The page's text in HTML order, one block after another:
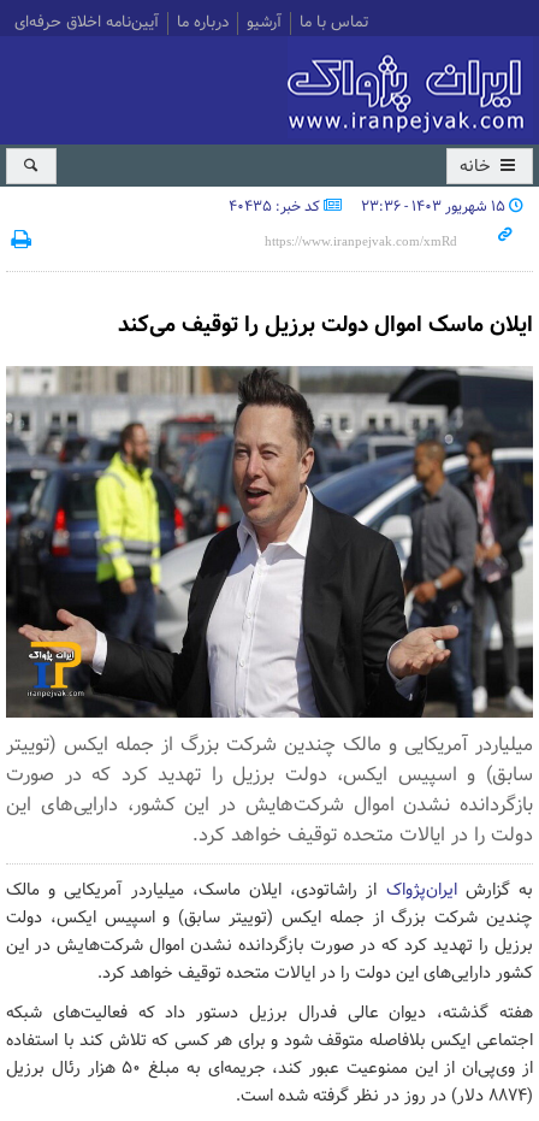
تماس با ما آرشیو درباره ما آیین‌نامه اخلاق حرفه‌ای
خانه
۱۵ شهریور ۱۴۰۳ - ۲۳:۳۶ کد خبر: 40435
ایلان ماسک اموال دولت برزیل را توقیف می‌کند
میلیاردر آمریکایی و مالک چندین شرکت بزرگ از جمله ایکس (توییتر
سابق) و اسپیس ایکس، دولت برزیل را تهدید کرد که در صورت
بازگردانده نشدن اموال شرکت‌هایش در این کشور، دارایی‌های این
دولت را در ایالات متحده توقیف خواهد کرد.
به گزارشایران‌پژواک از راشاتودی، ایلان ماسک، میلیاردر آمریکایی و مالک
چندین شرکت بزرگ از جمله ایکس (توییتر سابق) و اسپیس ایکس، دولت
برزیل را تهدید کرد که در صورت بازگردانده نشدن اموال شرکت‌هایش در این
کشور دارایی‌های این دولت را در ایالات متحده توقیف خواهد کرد.
هفته گذشته، دیوان عالی فدرال برزیل دستور داد که فعالیت‌های شبکه
اجتماعی ایکس بلافاصله متوقف شود و برای هر کسی که تلاش کند با استفاده
از وی‌پی‌ان از این ممنوعیت عبور کند، جریمه‌ای به مبلغ ۵۰ هزار رئال برزیل
(۸۸۷۴ دلار) در روز در نظر گرفته شده است.